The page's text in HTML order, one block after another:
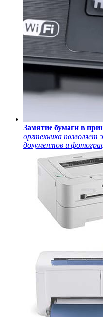
Замятие бумаги в
оргтехника позволяет
документов и